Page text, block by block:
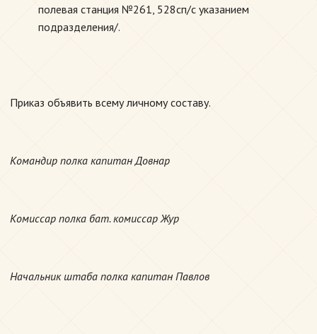
полевая станция №261, 528сп/с указанием
подразделения/.
Приказ объявить всему личному составу.
Командир полка капитан Довнар
Комиссар полка бат. комиссар Жур
Начальник штаба полка капитан Павлов